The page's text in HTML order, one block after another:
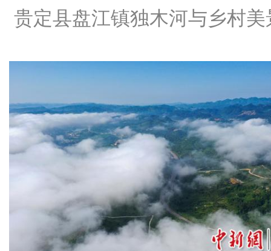
贵定县盘江镇独木河与乡村美